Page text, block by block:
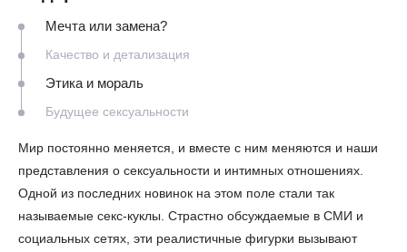
Мечта или замена?
Качество и детализация
Этика и мораль
Будущее сексуальности
Мир постоянно меняется, и вместе с ним меняются и наши
представления о сексуальности и интимных отношениях.
Одной из последних новинок на этом поле стали так
называемые секс-куклы. Страстно обсуждаемые в СМИ и
социальных сетях, эти реалистичные фигурки вызывают